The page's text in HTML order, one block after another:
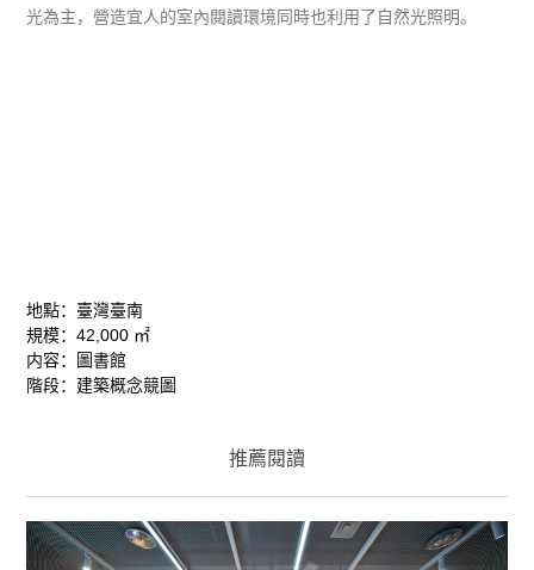
光為主，營造宜人的室內閱讀環境同時也利用了自然光照明。
地點：臺灣臺南
規模：42,000 ㎡
内容：圖書館
階段：建築概念競圖
推薦閱讀